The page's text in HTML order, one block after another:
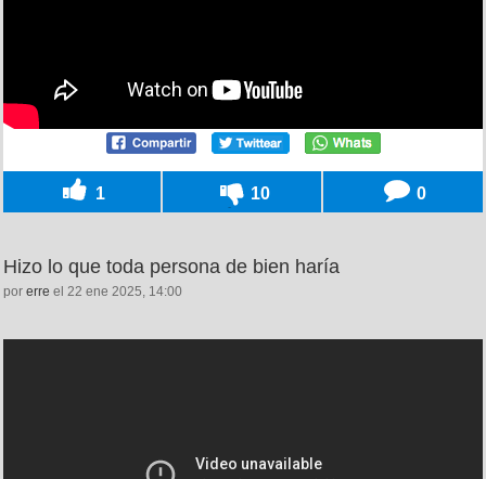
1 10 0
Hizo lo que toda persona de bien haría
por erre el 22 ene 2025, 14:00